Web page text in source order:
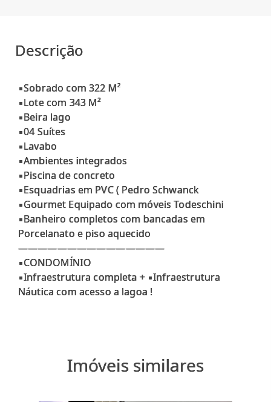
Descrição
▪Sobrado com 322 M²
▪Lote com 343 M²
▪Beira lago
▪04 Suítes
▪Lavabo
▪Ambientes integrados
▪Piscina de concreto
▪Esquadrias em PVC ( Pedro Schwanck
▪Gourmet Equipado com móveis Todeschini
▪Banheiro completos com bancadas em
Porcelanato e piso aquecido
———————————————
▪CONDOMÍNIO
▪Infraestrutura completa + ▪Infraestrutura
Imóveis similares